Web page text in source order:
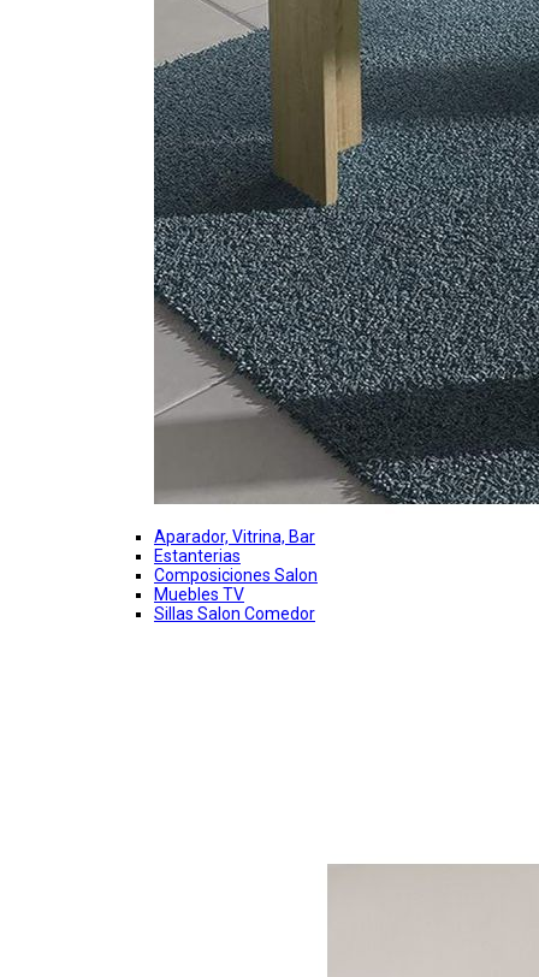
Aparador, Vitrina, Bar
Estanterias
Composiciones Salon
Muebles TV
Sillas Salon Comedor